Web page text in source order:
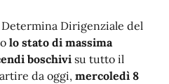
Determina Dirigenziale del
lo stato di massima
boschivi su tutto il
da oggi, mercoledì 8